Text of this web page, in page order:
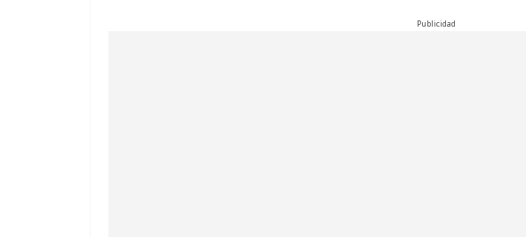
Publicidad